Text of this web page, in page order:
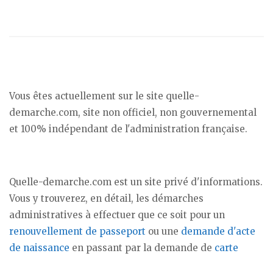
Vous êtes actuellement sur le site quelle-
demarche.com, site non officiel, non gouvernemental
et 100% indépendant de l'administration française.
Quelle-demarche.com est un site privé d'informations.
Vous y trouverez, en détail, les démarches
administratives à effectuer que ce soit pour un
renouvellement de passeport ou une demande d'acte
de naissance en passant par la demande de carte